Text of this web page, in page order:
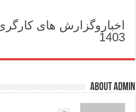
1403
About admin